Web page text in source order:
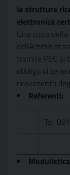
le strutture
elettronica
Una copia
tramite PEC
obbligo di
ricevimento
Referenti:
Tel.
Modulistica